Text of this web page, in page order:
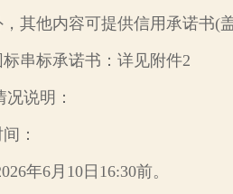
其他内容可提供信用承诺书(
串标承诺书：详见附件2
说明：
：
年6月 10 日 16:30前。